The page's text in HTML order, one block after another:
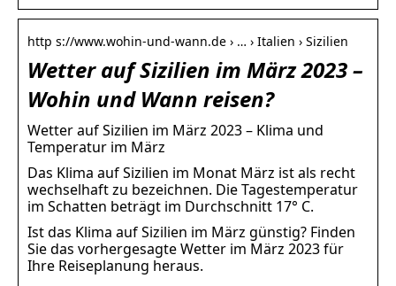
http s://www.wohin-und-wann.de › … › Italien › Sizilien
Wetter auf Sizilien im März 2023 –
Wohin und Wann reisen?
Wetter auf Sizilien im März 2023 – Klima und
Temperatur im März
Das Klima auf Sizilien im Monat März ist als recht
wechselhaft zu bezeichnen. Die Tagestemperatur
im Schatten beträgt im Durchschnitt 17° C.
Ist das Klima auf Sizilien im März günstig? Finden
Sie das vorhergesagte Wetter im März 2023 für
Ihre Reiseplanung heraus.